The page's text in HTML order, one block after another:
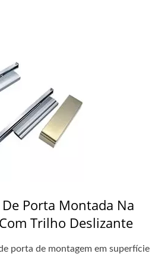
Porta Montada Na
Trilho Deslizante
porta de montagem em superfície